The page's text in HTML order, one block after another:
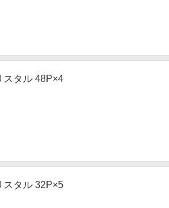
スタル 48P×4
スタル 32P×5